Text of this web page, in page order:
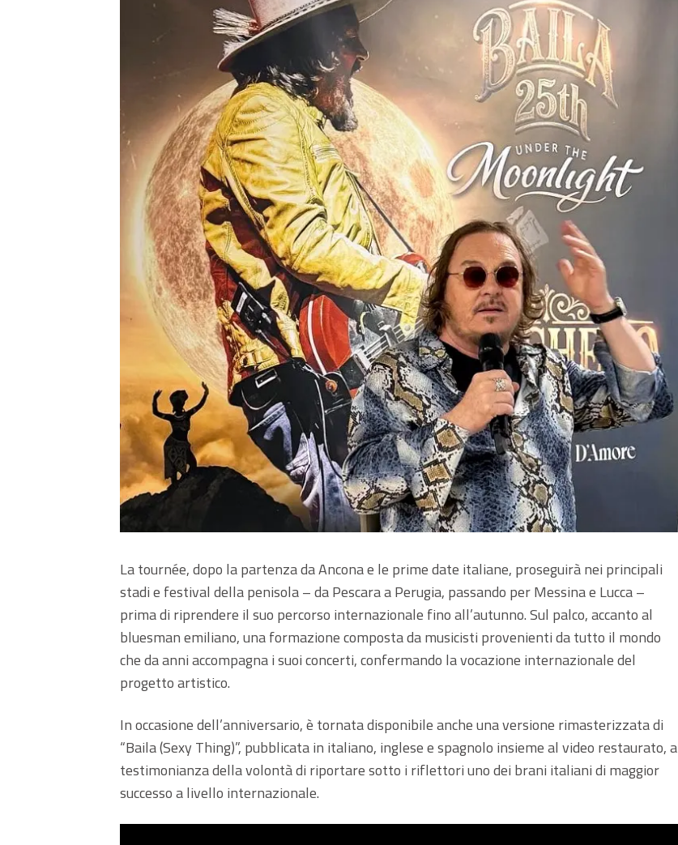
La tournée, dopo la partenza da Ancona e le prime date italiane, proseguirà nei principali
stadi e festival della penisola – da Pescara a Perugia, passando per Messina e Lucca –
prima di riprendere il suo percorso internazionale fino all’autunno. Sul palco, accanto al
bluesman emiliano, una formazione composta da musicisti provenienti da tutto il mondo
che da anni accompagna i suoi concerti, confermando la vocazione internazionale del
progetto artistico.
In occasione dell’anniversario, è tornata disponibile anche una versione rimasterizzata di
“Baila (Sexy Thing)”, pubblicata in italiano, inglese e spagnolo insieme al video restaurato, a
testimonianza della volontà di riportare sotto i riflettori uno dei brani italiani di maggior
successo a livello internazionale.